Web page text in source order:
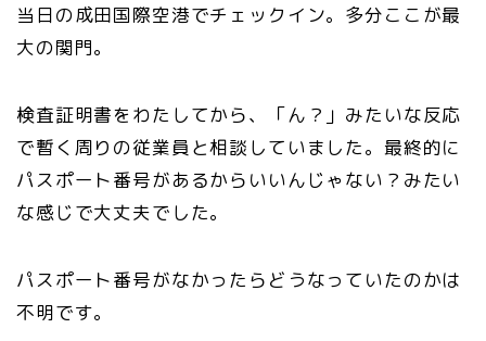
当日の成田国際空港でチェックイン。多分ここが最
大の関門。
検査証明書をわたしてから、「ん？」みたいな反応
で暫く周りの従業員と相談していました。最終的に
パスポート番号があるからいいんじゃない？みたい
な感じで大丈夫でした。
パスポート番号がなかったらどうなっていたのかは
不明です。